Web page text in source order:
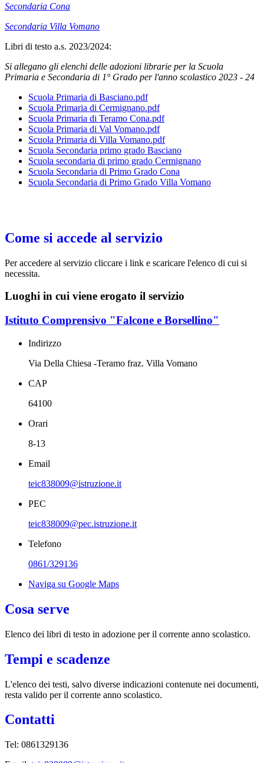
Secondaria Cona
Secondaria Villa Vomano
Libri di testo a.s. 2023/2024:
Si allegano gli elenchi delle adozioni librarie per la Scuola
Primaria e Secondaria di 1° Grado per l'anno scolastico 2023 - 24
Scuola Primaria di Basciano.pdf
Scuola Primaria di Cermignano.pdf
Scuola Primaria di Teramo Cona.pdf
Scuola Primaria di Val Vomano.pdf
Scuola Primaria di Villa Vomano.pdf
Scuola Secondaria primo grado Basciano
Scuola secondaria di primo grado Cermignano
Scuola Secondaria di Primo Grado Cona
Scuola Secondaria di Primo Grado Villa Vomano
Come si accede al servizio
Per accedere al servizio cliccare i link e scaricare l'elenco di cui si
necessita.
Luoghi in cui viene erogato il servizio
Istituto Comprensivo "Falcone e Borsellino"
Indirizzo
Via Della Chiesa -Teramo fraz. Villa Vomano
CAP
64100
Orari
8-13
Email
teic838009@istruzione.it
PEC
teic838009@pec.​istruzione.it
Telefono
0861/329136
Naviga su Google Maps
Cosa serve
Elenco dei libri di testo in adozione per il corrente anno scolastico.
Tempi e scadenze
L'elenco dei testi, salvo diverse indicazioni contenute nei documenti,
resta valido per il corrente anno scolastico.
Contatti
Tel: 0861329136